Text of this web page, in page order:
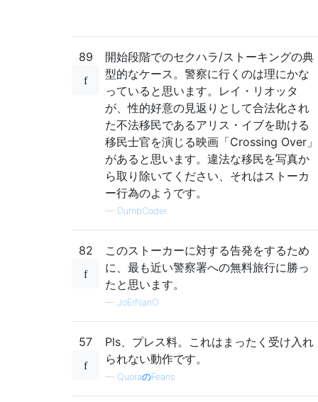
89
開始段階でのセクハラ/ストーキングの典
型的なケース。警察に行くのは理にかな
っていると思います。レイ・リオッタ
が、性的好意の見返りとして合法化され
た不法移民であるアリス・イブを助ける
移民士官を演じる映画「Crossing Over」
があると思います。違法な移民を写真か
ら取り除いてください、それはストーカ
ー行為のようです。
— DumbCoder
82
このストーカーに対する告発をするため
に、最も近い警察署への無料旅行に勝っ
たと思います。
— JoErNanO
57
Pls、プレス料。これはまったく受け入れ
られない動作です。
— QuoraのFeans